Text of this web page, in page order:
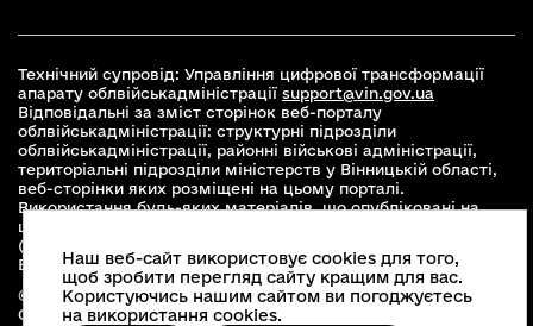
Технічний супровід: Управління цифрової трансформації
апарату облвійськадміністрації support@vin.gov.ua
Відповідальні за зміст сторінок веб-порталу
облвійськадміністрації: структурні підрозділи
облвійськадміністрації, районні військові адміністрації,
територіальні підрозділи міністерств у Вінницькій області,
веб-сторінки яких розміщені на цьому порталі.
Використання будь-яких матеріалів, що опубліковані на
цьому сайті, дозволяється при умові зазначення посилання
(для інтернет-видань - гіперпосилання) на офіційний сайт
Вінницької облвійськадміністраціїwww.vin.gov.ua .
© 2026 Весь контент доступний за ліцензією Creative
Commons Attribution 4.0 International license, якщо не
Наш веб-сайт використовує cookies для того,
щоб зробити перегляд сайту кращим для вас.
Користуючись нашим сайтом ви погоджуєтесь
на використання cookies.